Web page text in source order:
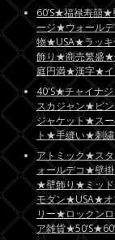
60’S★福禄寿囍
ージ★ウォール
物★USA★ラッ
飾り★商売繁盛
庭円満★漢字★イ
40'S★チャイナ
スカジャン★ビ
ジャケット★スー
ト★手縫い★刺
アトミック★ス
ォールデコ★壁
★壁飾り★ミッド
モダン★USA★
リー★ロックン
ア雑貨